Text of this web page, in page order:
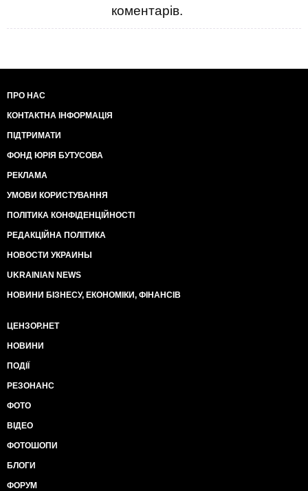
коментарів.
ПРО НАС
КОНТАКТНА ІНФОРМАЦІЯ
ПІДТРИМАТИ
ФОНД ЮРІЯ БУТУСОВА
РЕКЛАМА
УМОВИ КОРИСТУВАННЯ
ПОЛІТИКА КОНФІДЕНЦІЙНОСТІ
РЕДАКЦІЙНА ПОЛІТИКА
НОВОСТИ УКРАИНЫ
UKRAINIAN NEWS
НОВИНИ БІЗНЕСУ, ЕКОНОМІКИ, ФІНАНСІВ
ЦЕНЗОР.НЕТ
НОВИНИ
ПОДІЇ
РЕЗОНАНС
ФОТО
ВІДЕО
ФОТОШОПИ
БЛОГИ
ФОРУМ